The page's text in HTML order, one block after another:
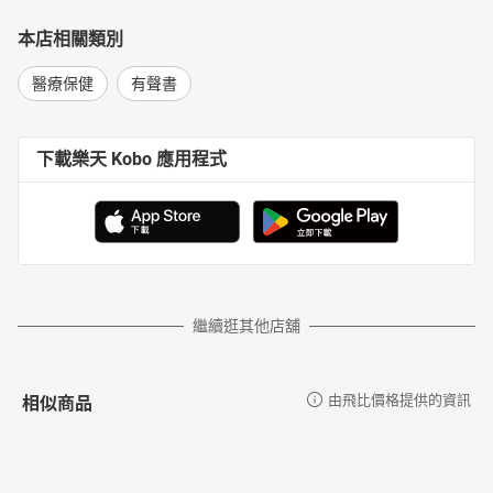
本店相關類別
醫療保健 有聲書
下載樂天 Kobo 應用程式
繼續逛其他店舖
相似商品 由飛比價格提供的資訊